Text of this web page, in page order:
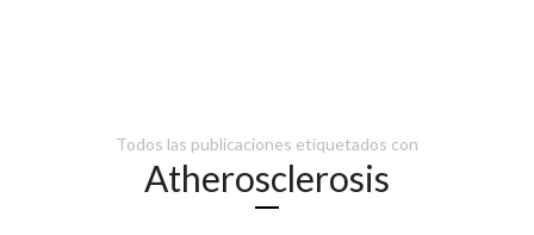
Todos las publicaciones etiquetados con
Atherosclerosis